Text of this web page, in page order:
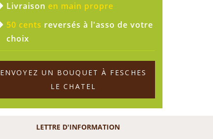
Livraison en main propre
50 cents reversés à l'asso de votre
choix
ENVOYEZ UN BOUQUET À FESCHES
LE CHATEL
LETTRE D'INFORMATION